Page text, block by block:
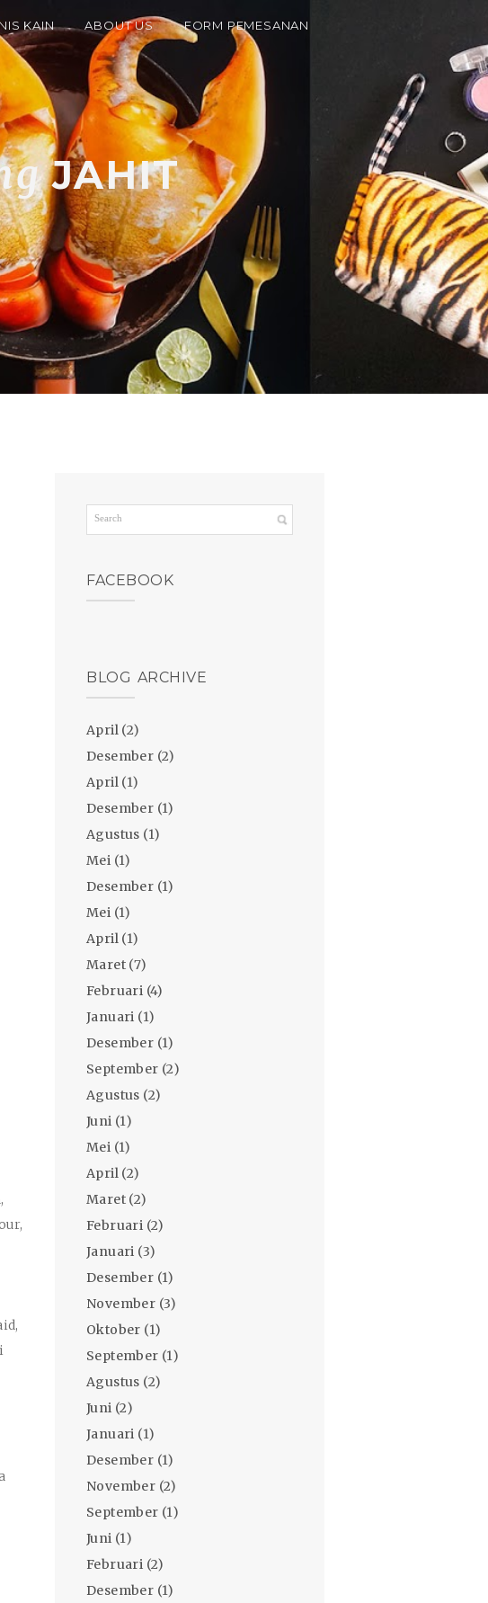
KAIN ABOUT US FORM PEMESANAN
JAHIT
FACEBOOK
BLOG ARCHIVE
April (2)
Desember (2)
April (1)
Desember (1)
Agustus (1)
Mei (1)
Desember (1)
Mei (1)
April (1)
Maret (7)
Februari (4)
Januari (1)
Desember (1)
September (2)
Agustus (2)
Juni (1)
Mei (1)
April (2)
Maret (2)
Februari (2)
Januari (3)
Desember (1)
November (3)
Oktober (1)
September (1)
Agustus (2)
Juni (2)
Januari (1)
Desember (1)
November (2)
September (1)
Juni (1)
Februari (2)
Desember (1)